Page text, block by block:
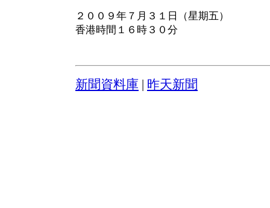
２００９年７月３１日（星期五）
香港時間１６時３０分
新聞資料庫 昨天新聞